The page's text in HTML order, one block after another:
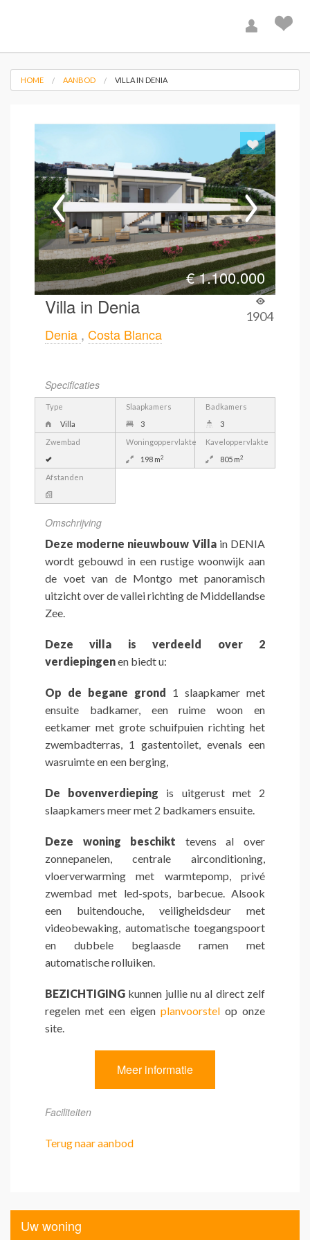
HOME AANBOD VILLA IN DENIA
€1.100.000
Villa in Denia 1904
Denia , Costa Blanca
Specificaties
Type
Villa
Slaapkamers
3
Badkamers
3
Zwembad
Woningoppervlakte
198 m2
Kaveloppervlakte
805 m2
Afstanden
Omschrijving
Deze moderne nieuwbouw Villain DENIA
wordt gebouwd in een rustige woonwijk aan
de voet van de Montgo met panoramisch
uitzicht over de vallei richting de Middellandse
Zee.
Deze villa is verdeeld over 2
verdiepingenen biedt u:
Op de begane grond
1 slaapkamer met
ensuite badkamer, een ruime woon en
eetkamer met grote schuifpuien richting het
zwembadterras, 1 gastentoilet, evenals een
wasruimte en een berging,
De bovenverdieping is uitgerust met 2
slaapkamers meer met 2 badkamers ensuite.
Deze woning beschikt tevens al over
zonnepanelen, centrale airconditioning,
vloerverwarming met warmtepomp, privé
zwembad met led-spots, barbecue. Alsook
een buitendouche, veiligheidsdeur met
videobewaking, automatische toegangspoort
en dubbele beglaasde ramen met
automatische rolluiken.
BEZICHTIGING kunnen jullie nu al direct zelf
regelen met een eigen planvoorstel op onze
site.
Meer informatie
Faciliteiten
Terug naar aanbod
Uw woning